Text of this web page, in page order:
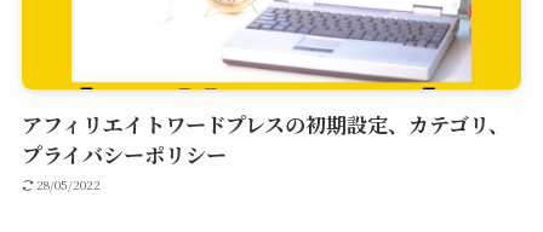
アフィリエイトワードプレスの初期設定、カテゴリ、
プライバシーポリシー
28/05/2022